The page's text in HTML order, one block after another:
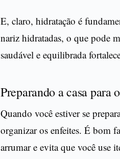
E, claro, hidratação é
nariz hidratadas, o que pode
saudável e equilibrada
Preparando a casa para
Quando você estiver se
organizar os enfeites. É bom
arrumar e evita que você use